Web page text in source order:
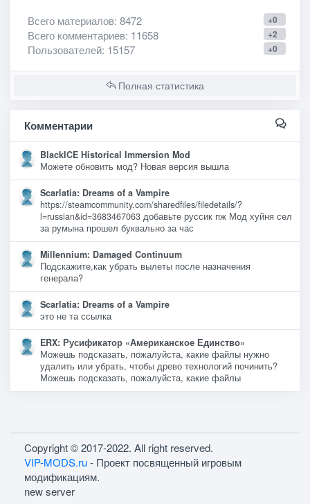
+0
Всего материалов: 8472
+2
Всего комментариев: 11658
+0
Пользователей: 15157
Полная статистика
Комментарии
BlackICE Historical Immersion Mod
Можете обновить мод? Новая версия вышла
Scarlatia: Dreams of a Vampire
https://steamcommunity.com/sharedfiles/filedetails/?
l=russian&id=3683467063 добавьте руссик пж Мод хуйня сел
за румына прошел буквально за час
Millennium: Damaged Continuum
Подскажите,как убрать вылеты после назначения
генерала?
Scarlatia: Dreams of a Vampire
это не та ссылка
ERX: Русификатор «Американское Единство»
Можешь подсказать, пожалуйста, какие файлы нужно
удалить или убрать, чтобы древо технологий починить?
Можешь подсказать, пожалуйста, какие файлы
Copyright © 2017-2022. All right reserved.
VIP-MODS.ru- Проект посвященный игровым
модификациям.
new server